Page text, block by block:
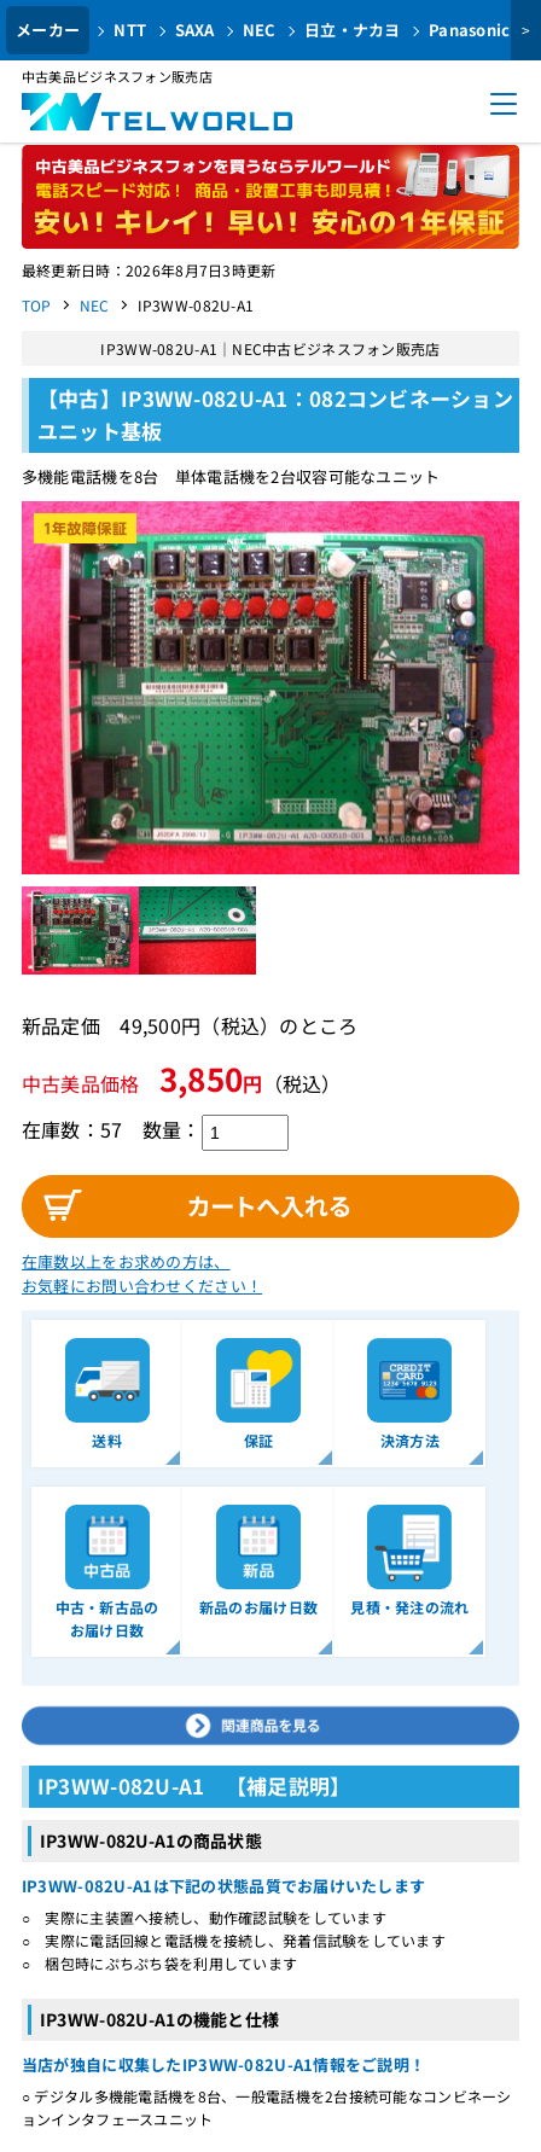
メーカー NTT SAXA NEC 日立・ナカヨ Panasonic >
中古美品ビジネスフォン販売店
最終更新日時：2026年8月7日3時更新
TOP
NEC IP3WW-082U-A1
IP3WW-082U-A1｜NEC中古ビジネスフォン販売店
【中古】IP3WW-082U-A1：082コンビネーション
ユニット基板
多機能電話機を8台 単体電話機を2台収容可能なユニット
新品定価 49,500円（税込）のところ
中古美品価格 3,850円 （税込）
在庫数：57 数量：
在庫数以上をお求めの方は、
お気軽にお問い合わせください！
送料 保証 決済方法
中古・新古品の
お届け日数
新品のお届け日数 見積・発注の流れ
IP3WW-082U-A1 【補足説明】
IP3WW-082U-A1の商品状態
IP3WW-082U-A1は下記の状態品質でお届けいたします
○ 実際に主装置へ接続し、動作確認試験をしています
○ 実際に電話回線と電話機を接続し、発着信試験をしています
○ 梱包時にぷちぷち袋を利用しています
IP3WW-082U-A1の機能と仕様
当店が独自に収集したIP3WW-082U-A1情報をご説明！
○ デジタル多機能電話機を8台、一般電話機を2台接続可能なコンビネーシ
ョンインタフェースユニット